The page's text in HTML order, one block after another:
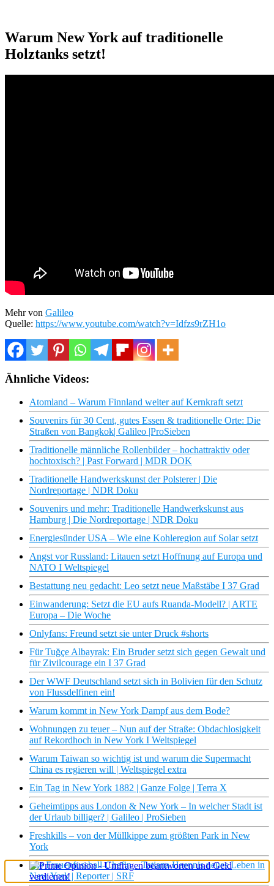
Warum New York auf traditionelle
Holztanks setzt!
Mehr von Galileo
Quelle: https://www.youtube.com/watch?v=Idfzs9rZH1o
Ähnliche Videos:
Atomland – Warum Finnland weiter auf Kernkraft setzt
Souvenirs für 30 Cent, gutes Essen & traditionelle Orte: Die
Straßen von Bangkok| Galileo |ProSieben
Traditionelle männliche Rollenbilder – hochattraktiv oder
hochtoxisch? | Past Forward | MDR DOK
Traditionelle Handwerkskunst der Polsterer | Die
Nordreportage | NDR Doku
Souvenirs und mehr: Traditionelle Handwerkskunst aus
Hamburg | Die Nordreportage | NDR Doku
Energiesünder USA – Wie eine Kohleregion auf Solar setzt
Angst vor Russland: Litauen setzt Hoffnung auf Europa und
NATO I Weltspiegel
Bestattung neu gedacht: Leo setzt neue Maßstäbe I 37 Grad
Einwanderung: Setzt die EU aufs Ruanda-Modell? | ARTE
Europa – Die Woche
Onlyfans: Freund setzt sie unter Druck #shorts
Für Tuğçe Albayrak: Ein Bruder setzt sich gegen Gewalt und
für Zivilcourage ein I 37 Grad
Der WWF Deutschland setzt sich in Bolivien für den Schutz
von Flussdelfinen ein!
Warum kommt in New York Dampf aus dem Bode?
Wohnungen zu teuer – Nun auf der Straße: Obdachlosigkeit
auf Rekordhoch in New York I Weltspiegel
Warum Taiwan so wichtig ist und warum die Supermacht
China es regieren will | Weltspiegel extra
Ein Tag in New York 1882 | Ganze Folge | Terra X
Geheimtipps aus London & New York – In welcher Stadt ist
der Urlaub billiger? | Galileo | ProSieben
Freshkills – von der Müllkippe zum größten Park in New
York
Die Frauenfussball-Chefin – Tatjana Haennis neues Leben in
New York | Reporter | SRF